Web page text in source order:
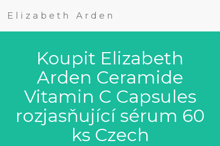
Elizabeth Arden
Koupit Elizabeth
Arden Ceramide
Vitamin C Capsules
rozjasňující sérum 60
ks Czech